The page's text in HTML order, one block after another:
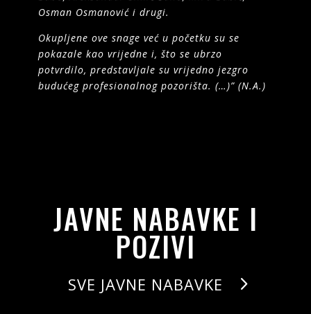
Osman Osmanović i drugi.
Okupljene ove snage već u početku su se
pokazale kao vrijedne i, što se ubrzo
potvrdilo, predstavljale su vrijedno jezgro
budućeg profesionalnog pozorišta. (…)” (N.A.)
JAVNE NABAVKE I
POZIVI
SVE JAVNE NABAVKE